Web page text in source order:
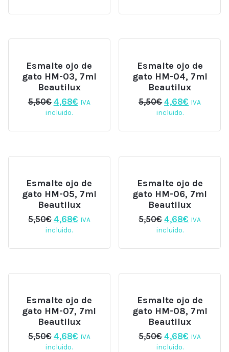
era:
es:
era:
es:
Esmalte ojo de
gato HM-03, 7ml
Beautilux
5,50€ El
precio
era:
4,68€El
es:
IVA
incluido.
Esmalte ojo de
gato HM-04, 7ml
Beautilux
5,50€El
precio
era:
4,68€ El
es:
IVA
incluido.
Esmalte ojo de
gato HM-05, 7ml
Beautilux
5,50€ El
precio
era:
4,68€El
es:
IVA
incluido.
Esmalte ojo de
gato HM-06, 7ml
Beautilux
5,50€El
precio
era:
4,68€ El
es:
IVA
incluido.
Esmalte ojo de
gato HM-07, 7ml
Beautilux
5,50€ El
precio
4,68€ElIVA
incluido.
Esmalte ojo de
gato HM-08, 7ml
Beautilux
5,50€El
precio
4,68€ El
IVA
incluido.